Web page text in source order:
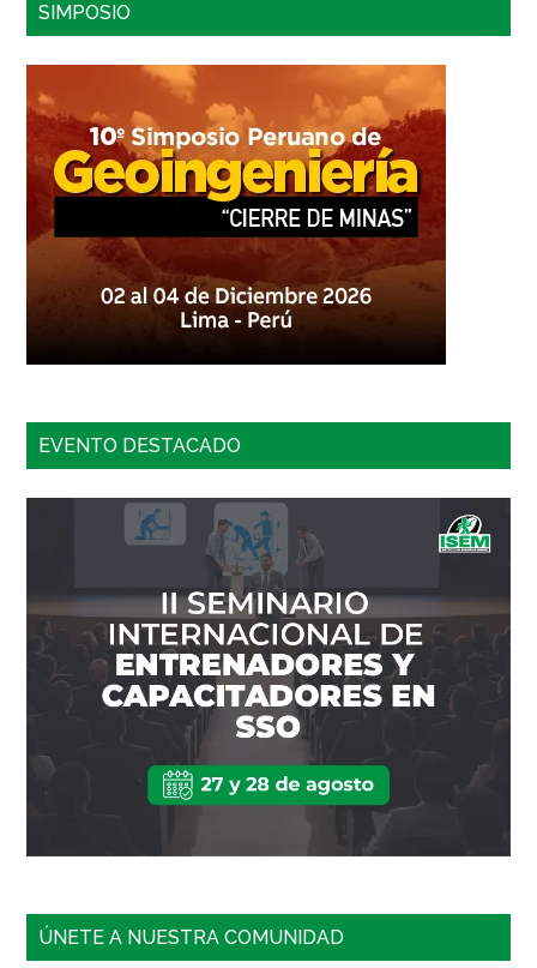
SIMPOSIO
EVENTO DESTACADO
ÚNETE A NUESTRA COMUNIDAD